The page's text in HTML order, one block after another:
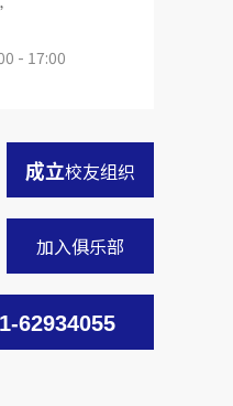
- 17:00
成立校友组织
加入俱乐部
62934055